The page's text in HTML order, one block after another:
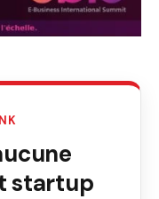
startup